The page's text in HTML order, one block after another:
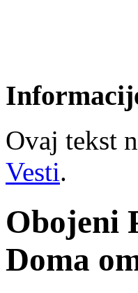
Ovaj tekst
Vesti.
Obojeni
Doma